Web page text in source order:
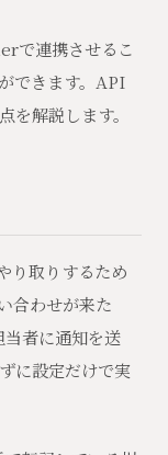
で連携させるこ
できます。API
を解説します。
り取りするため
合わせが来た
者に通知を送
に設定だけで実